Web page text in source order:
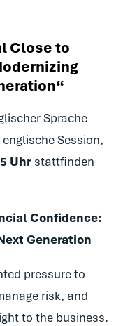
Close to
Sprache
Session,
Uhr stattfinden
Confidence:
Generation
pressure to
risk, and
to the business.